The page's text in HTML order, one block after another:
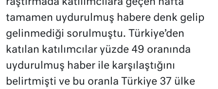
raştırmada katılımcılara geçen hafta
tamamen uydurulmuş habere denk gelip
gelinmediği sorulmuştu. Türkiye’den
katılan katılımcılar yüzde 49 oranında
uydurulmuş haber ile karşılaştığını
belirtmişti ve bu oranla Türkiye 37 ülke